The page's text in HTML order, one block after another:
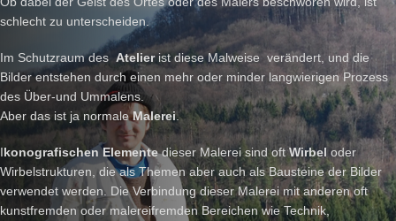
schlecht zu unterscheiden.
Im Schutzraum des Atelierist diese Malweise verändert, und die
Bilder entstehen durch einen mehr oder minder langwierigen Prozess
des Über-und Ummalens.
Aber das ist ja normaleMalerei.
Ikonografischen Elementedieser Malerei sind oftWirbel oder
Wirbelstrukturen, die als Themen aber auch als Bausteine der Bilder
verwendet werden. Die Verbindung dieser Malerei mit anderen oft
kunstfremden oder malereifremden Bereichen wie Technik,